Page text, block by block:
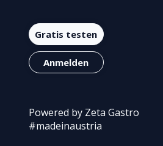
Gratis testen
Anmelden
Powered by Zeta Gastro
#madeinaustria